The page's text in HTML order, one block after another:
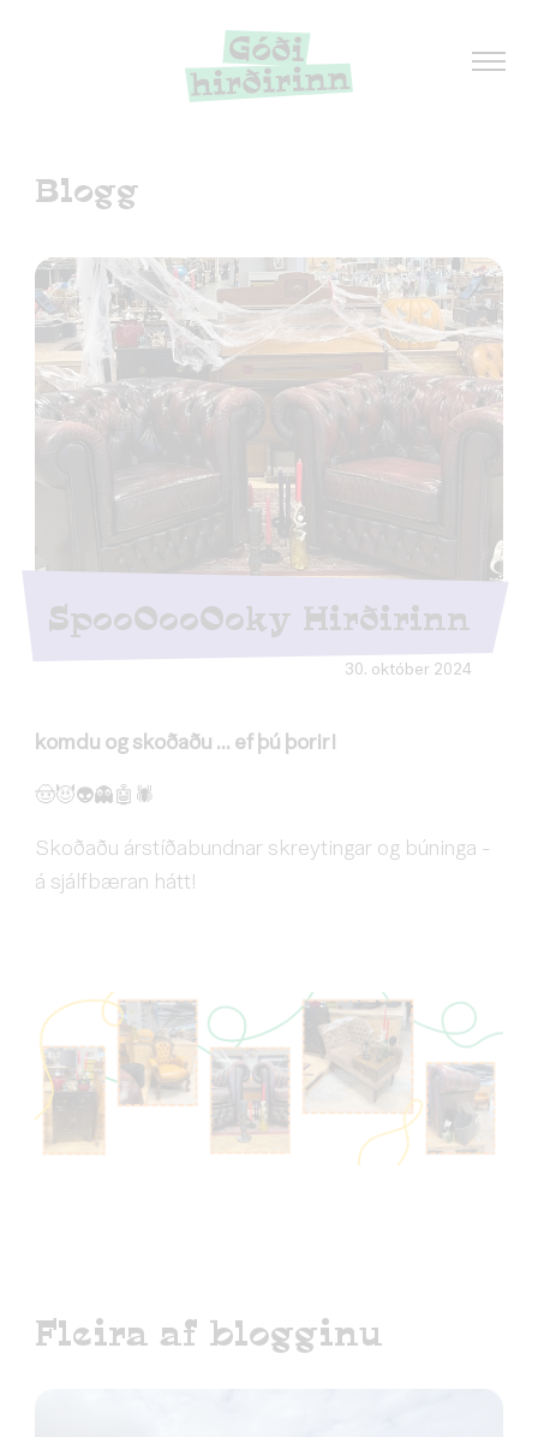
Blogg
SpooOooOoky Hirðirinn
30. október 2024
komdu og skoðaðu ... ef þú þorir!
🤠😈👽👻🤖🕷
Skoðaðu árstíðabundnar skreytingar og búninga -
á sjálfbæran hátt!
Fleira af blogginu